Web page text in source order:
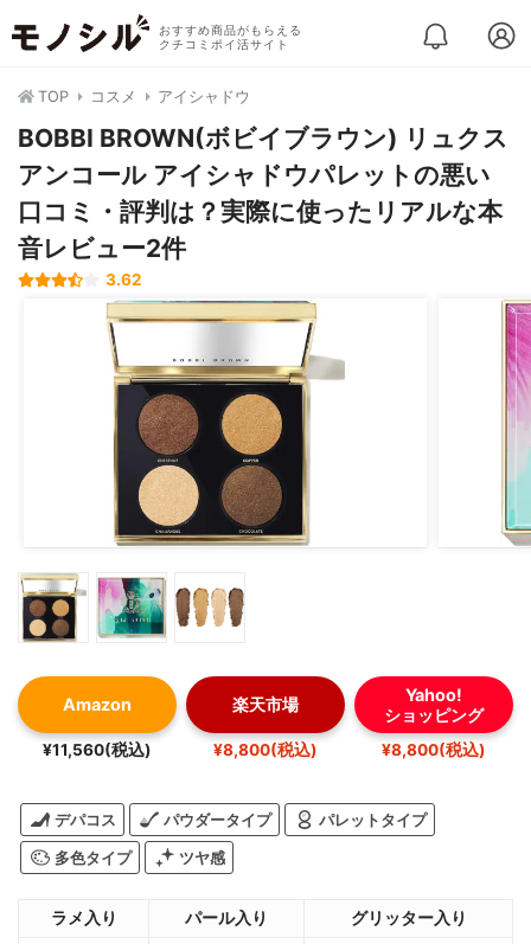
おすすめ商品がもらえる
クチコミポイ活サイト
TOP コスメ アイシャドウ
BOBBI BROWN(ボビイブラウン) リュクス
アンコール アイシャドウパレットの悪い
口コミ・評判は？実際に使ったリアルな本
音レビュー2件
3.62
Amazon
¥11,560(税込)
楽天市場
¥8,800(税込)
Yahoo!
ショッピング
¥8,800(税込)
デパコス パウダータイプ パレットタイプ
多色タイプ ツヤ感
ラメ入り パール入り グリッター入り